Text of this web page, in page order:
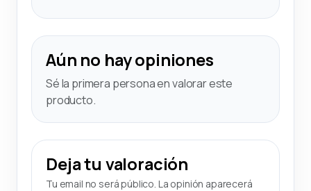
Aún no hay opiniones
Sé la primera persona en valorar este
producto.
Deja tu valoración
Tu email no será público. La opinión aparecerá